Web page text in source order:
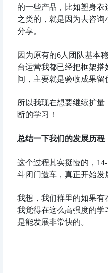
的一些产品，比如塑身
之类的，就是因为去咨
分享。
因为原有的6人团队基本
台运营我都已经把框架
间，主要就是验收成果留
所以我现在想要继续扩
断的学习！
总结一下我们的发展历程
这个过程其实挺慢的，
斗闭门造车，真正开始发
我想，我们群里的如果有
我觉得在这么高强度的学
是能发展非常快的。